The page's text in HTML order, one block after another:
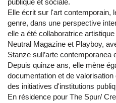
publique et sociale.
Elle écrit sur l'art contemporain,
genre, dans une perspective
elle a été collaboratrice
Neutral Magazine et Playboy,
Stanze sull’arte contemporanea
Depuis quinze ans, elle mène
documentation et de
des initiatives d'institutions
En résidence pour The Spur/